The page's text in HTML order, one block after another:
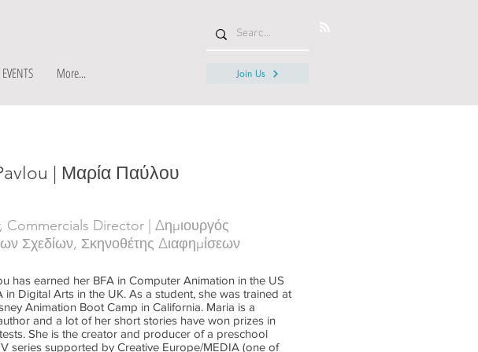
EVENTS More... Join Us
| Μαρία Παύλου
Commercials Director | Δημιουργός
Σχεδίων, Σκηνοθέτης Διαφημίσεων
has earned her BFA in Computer Animation in the US
in Digital Arts in the UK. As a student, she was trained at
Animation Boot Camp in California. Maria is a
and a lot of her short stories have won prizes in
She is the creator and producer of a preschool
series supported by Creative Europe/MEDIA (one of